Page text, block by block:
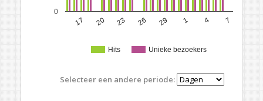
Hits Unieke bezoekers
7
4
1
29
26
23
20
17
0
Selecteer een andere periode: